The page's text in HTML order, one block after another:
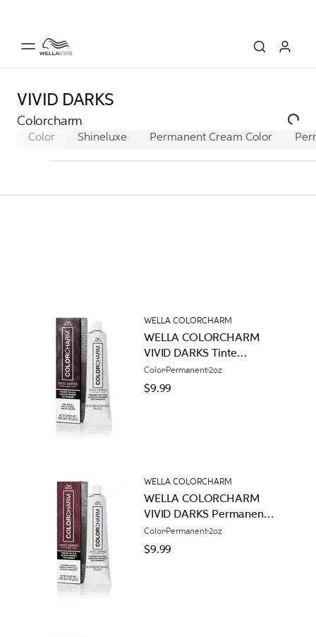
VIVID DARKS
Colorcharm
Color Shineluxe Permanent Cream Color
WELLA COLORCHARM
WELLA COLORCHARM
VIVID DARKS Tinte
Permanente en Crema
Viva Violeta
Color Permanent2oz
$9.99
WELLA COLORCHARM
WELLA COLORCHARM
VIVID DARKS Permanent
Cream Glowing Garnet
Color Permanent2oz
$9.99